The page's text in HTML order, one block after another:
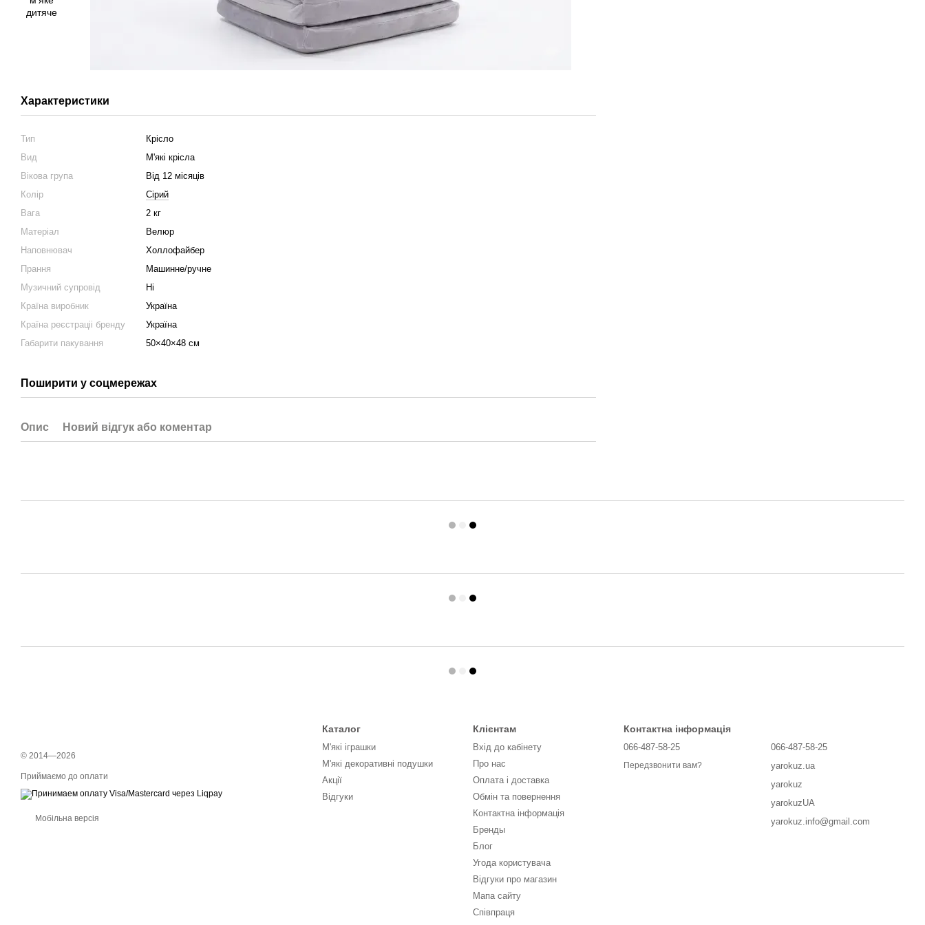
Характеристики
Тип
Крісло
Вид
М'які крісла
Вікова група
Від 12 місяців
Колір
Сірий
Вага
2 кг
Матеріал
Велюр
Наповнювач
Холлофайбер
Прання
Машинне/ручне
Музичний супровід
Ні
Країна виробник
Україна
Країна реєстраціі бренду
Україна
Габарити пакування
50×40×48 см
Поширити у соцмережах
Опис Новий відгук або коментар
© 2014—2026
Приймаємо до оплати
Мобільна версія
Каталог
М'які іграшки
М'які декоративні подушки
Акції
Відгуки
Клієнтам
Вхід до кабінету
Про нас
Оплата і доставка
Обмін та повернення
Контактна інформація
Бренды
Блог
Угода користувача
Відгуки про магазин
Мапа сайту
Співпраця
Контактна інформація
066-487-58-25
Передзвонити вам?
066-487-58-25
yarokuz.ua
yarokuz
yarokuzUA
yarokuz.info@gmail.com